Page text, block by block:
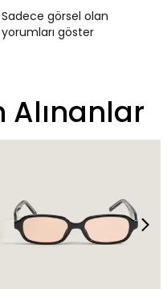
Sadece görsel olan
yorumları göster
Alınanlar